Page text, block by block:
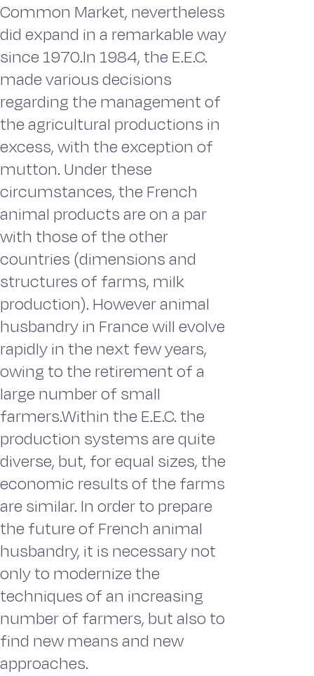
Common Market, nevertheless
did expand in a remarkable way
since 1970.ln 1984, the E.E.C.
made various decisions
regarding the management of
the agricultural productions in
excess, with the exception of
mutton. Under these
circumstances, the French
animal products are on a par
with those of the other
countries (dimensions and
structures of farms, milk
production). However animal
husbandry in France will evolve
rapidly in the next few years,
owing to the retirement of a
large number of small
farmers.Within the E.E.C. the
production systems are quite
diverse, but, for equal sizes, the
economic results of the farms
are similar. ln order to prepare
the future of French animal
husbandry, it is necessary not
only to modernize the
techniques of an increasing
number of farmers, but also to
find new means and new
approaches.